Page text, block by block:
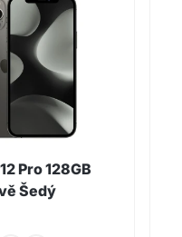
Pro 128GB
Šedý